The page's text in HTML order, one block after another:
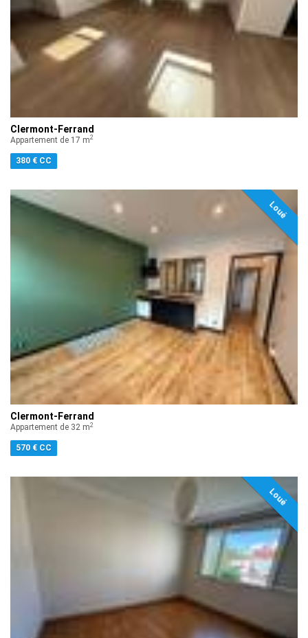
Clermont-Ferrand
Appartement de 17 m2
380 € CC
Loué
Clermont-Ferrand
Appartement de 32 m2
570 € CC
Loué